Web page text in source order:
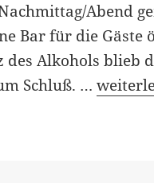
Abend
Bar für die Gäste
des Alkohols blieb
Schluß. …18/05/